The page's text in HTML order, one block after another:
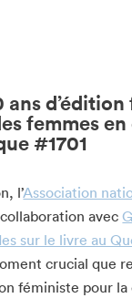
femmes
#1701
l’Association
avec
sur le livre au
crucial que
féministe pour la